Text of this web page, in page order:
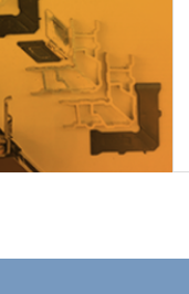
窗系统。可实现较
能，良好的操作及
用。
情